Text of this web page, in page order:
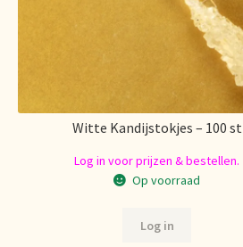
Witte Kandijstokjes – 100 st
Log in voor prijzen & bestellen.
Op voorraad
Log in